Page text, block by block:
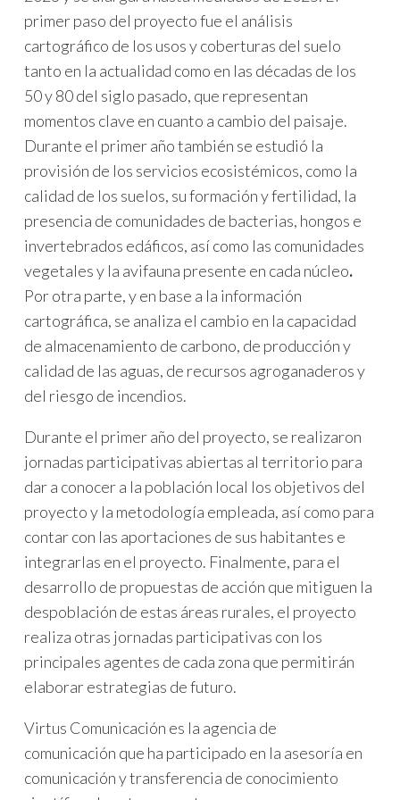
primer paso del proyecto fue el análisis
cartográfico de los usos y coberturas del suelo
tanto en la actualidad como en las décadas de los
50 y 80 del siglo pasado, que representan
momentos clave en cuanto a cambio del paisaje.
Durante el primer año también se estudió la
provisión de los servicios ecosistémicos, como la
calidad de los suelos, su formación y fertilidad, la
presencia de comunidades de bacterias, hongos e
invertebrados edáficos, así como las comunidades
vegetales y la avifauna presente en cada núcleo.
Por otra parte, y en base a la información
cartográfica, se analiza el cambio en la capacidad
de almacenamiento de carbono, de producción y
calidad de las aguas, de recursos agroganaderos y
del riesgo de incendios.
Durante el primer año del proyecto, se realizaron
jornadas participativas abiertas al territorio para
dar a conocer a la población local los objetivos del
proyecto y la metodología empleada, así como para
contar con las aportaciones de sus habitantes e
integrarlas en el proyecto. Finalmente, para el
desarrollo de propuestas de acción que mitiguen la
despoblación de estas áreas rurales, el proyecto
realiza otras jornadas participativas con los
principales agentes de cada zona que permitirán
elaborar estrategias de futuro.
Virtus Comunicación es la agencia de
comunicación que ha participado en la asesoría en
comunicación y transferencia de conocimiento
PROYECTOS EUROPEOS